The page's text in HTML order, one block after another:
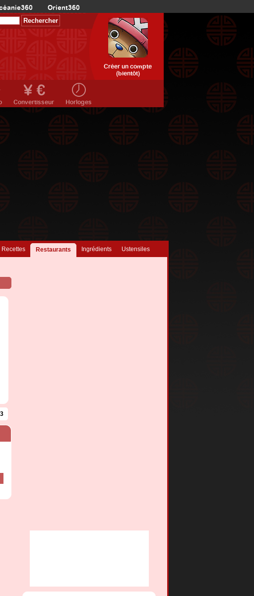
Orient360
Créer un compte
(bientôt)
Convertisseur Horloges
Ustensiles
Ingrédients
Restaurants
Recettes
3